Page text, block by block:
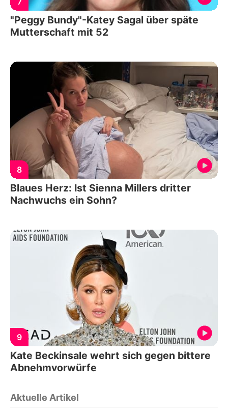
"Peggy Bundy"-Katey Sagal über späte
Mutterschaft mit 52
8
Blaues Herz: Ist Sienna Millers dritter
Nachwuchs ein Sohn?
9
Kate Beckinsale wehrt sich gegen bittere
Abnehmvorwürfe
Aktuelle Artikel